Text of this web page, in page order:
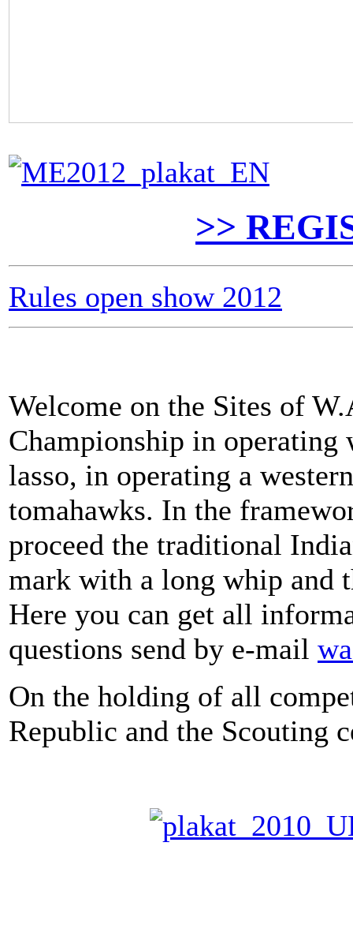
>>
Rules open show 2012
Welcome on the Sites of
Championship in
lasso, in operating a
tomahawks. In the
proceed the traditional
mark with a long whip and
Here you can get all
questions send by e-mail
On the holding of all
Republic and the Scouting